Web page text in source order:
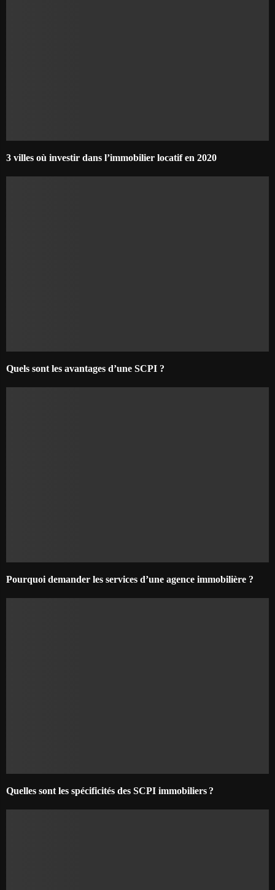
3 villes où investir dans l’immobilier locatif en 2020
Quels sont les avantages d’une SCPI ?
Pourquoi demander les services d’une agence immobilière ?
Quelles sont les spécificités des SCPI immobiliers ?